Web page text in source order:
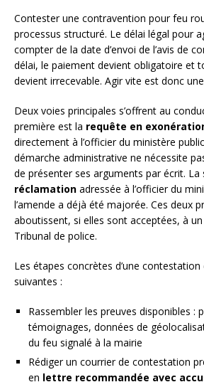
Contester une contravention pour feu
processus structuré. Le délai légal pour
compter de la date d’envoi de l’avis de
délai, le paiement devient obligatoire et
devient irrecevable. Agir vite est donc
Deux voies principales s’offrent au
première est la requête en
directement à l’officier du ministère
démarche administrative ne nécessite
de présenter ses arguments par écrit. La
réclamation adressée à l’officier du
l’amende a déjà été majorée. Ces deux
aboutissent, si elles sont acceptées, à
Tribunal de police.
Les étapes concrètes d’une
suivantes :
Rassembler les preuves disponibles :
témoignages, données de
du feu signalé à la mairie
Rédiger un courrier de contestation
en lettre recommandée avec